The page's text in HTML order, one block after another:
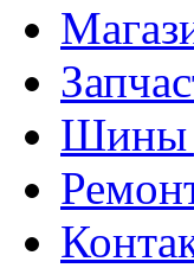
Шины